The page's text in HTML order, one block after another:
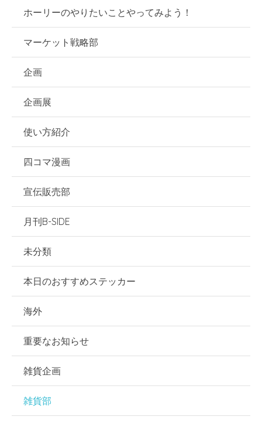
ホーリーのやりたいことやってみよう！
マーケット戦略部
企画
企画展
使い方紹介
四コマ漫画
宣伝販売部
月刊B-SIDE
未分類
本日のおすすめステッカー
海外
重要なお知らせ
雑貨企画
雑貨部